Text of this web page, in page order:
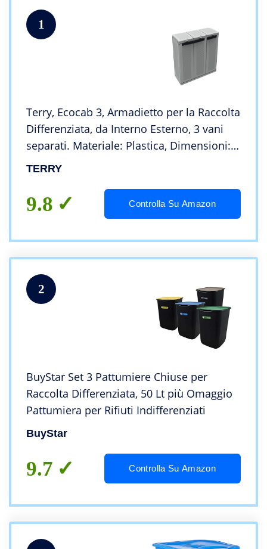
1
Terry, Ecocab 3, Armadietto per la Raccolta
Differenziata, da Interno Esterno, 3 vani
separati. Materiale: Plastica, Dimensioni:
102x39x88,7 cm
TERRY
9.8 Controlla Su Amazon
2
BuyStar Set 3 Pattumiere Chiuse per
Raccolta Differenziata, 50 Lt più Omaggio
Pattumiera per Rifiuti Indifferenziati
BuyStar
9.7 Controlla Su Amazon